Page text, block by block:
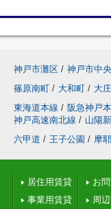
神戸市灘区 / 神戸市中
篠原南町 / 大和町 / 大
東海道本線 / 阪急神戸
神戸高速南北線 / 山陽
六甲道 / 王子公園 / 摩耶
居住用賃貸
事業用賃貸
お
周